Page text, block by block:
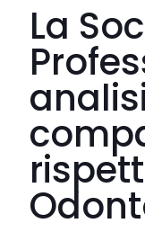
La